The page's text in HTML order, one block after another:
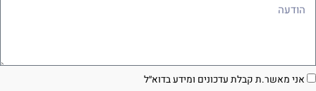
אני מאשר.ת קבלת עדכונים ומידע בדוא״ל